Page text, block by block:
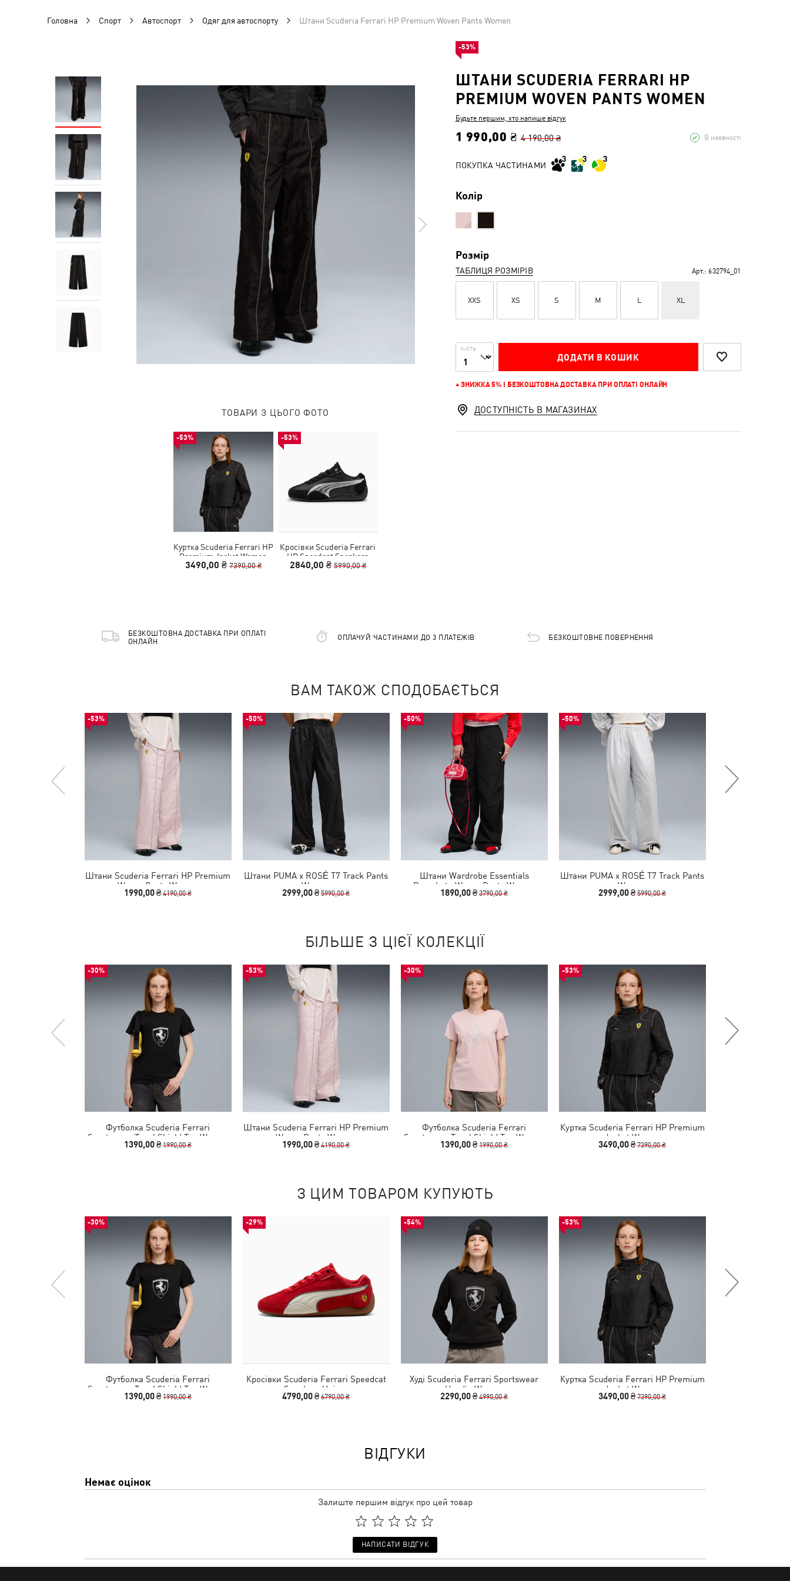
Головна Спорт Автоспорт Одяг для автоспорту Штани Scuderia Ferrari HP Premium Woven Pants Women
ТОВАРИ З ЦЬОГО ФОТО
-53%
Куртка Scuderia Ferrari HP
Premium Jacket Women
3490,00 ₴ 7390,00 ₴
-53%
Кросівки Scuderia Ferrari
HP Speedcat Sneakers
Women
2840,00 ₴ 5990,00 ₴
ШТАНИ SCUDERIA FERRARI HP
PREMIUM WOVEN PANTS WOMEN
Будьте першим, хто напише відгук
1 990,00 ₴ 4 190,00 ₴ В наявності
ПОКУПКА ЧАСТИНАМИ
Колір
Розмір
ТАБЛИЦЯ РОЗМІРІВ Арт.: 632794_01
XXS XS S M L XL
К-СТЬ
ДОДАТИ В КОШИК
+ ЗНИЖКА 5% І БЕЗКОШТОВНА ДОСТАВКА ПРИ ОПЛАТІ ОНЛАЙН
-53%
ДОСТУПНІСТЬ В МАГАЗИНАХ
БЕЗКОШТОВНА ДОСТАВКА ПРИ ОПЛАТІ
ОНЛАЙН
ОПЛАЧУЙ ЧАСТИНАМИ ДО 3 ПЛАТЕЖІВ БЕЗКОШТОВНЕ ПОВЕРНЕННЯ
ВАМ ТАКОЖ СПОДОБАЄТЬСЯ
-53%
Штани Scuderia Ferrari HP Premium
Woven Pants Women
1990,00 ₴4190,00 ₴
-50%
Штани PUMA x ROSÉ T7 Track Pants
Women
2999,00 ₴5990,00 ₴
-50%
Штани Wardrobe Essentials
Parachute Woven Pants Women
1890,00 ₴3790,00 ₴
-50%
Штани PUMA x ROSÉ T7 Track Pants
Women
2999,00 ₴5990,00 ₴
БІЛЬШЕ З ЦІЄЇ КОЛЕКЦІЇ
-30%
Футболка Scuderia Ferrari
Sportswear Tonal Shield Tee Women
1390,00 ₴1990,00 ₴
-53%
Штани Scuderia Ferrari HP Premium
Woven Pants Women
1990,00 ₴4190,00 ₴
-30%
Футболка Scuderia Ferrari
Sportswear Tonal Shield Tee Women
1390,00 ₴1990,00 ₴
-53%
Куртка Scuderia Ferrari HP Premium
Jacket Women
3490,00 ₴7390,00 ₴
З ЦИМ ТОВАРОМ КУПУЮТЬ
-30%
Футболка Scuderia Ferrari
Sportswear Tonal Shield Tee Women
1390,00 ₴1990,00 ₴
-29%
Кросівки Scuderia Ferrari Speedcat
Sneakers Unisex
4790,00 ₴6790,00 ₴
-54%
Худі Scuderia Ferrari Sportswear
Hoodie Women
2290,00 ₴4990,00 ₴
-53%
Куртка Scuderia Ferrari HP Premium
Jacket Women
3490,00 ₴7390,00 ₴
ВІДГУКИ
Немає оцінок
Залиште першим відгук про цей товар
НАПИСАТИ ВІДГУК